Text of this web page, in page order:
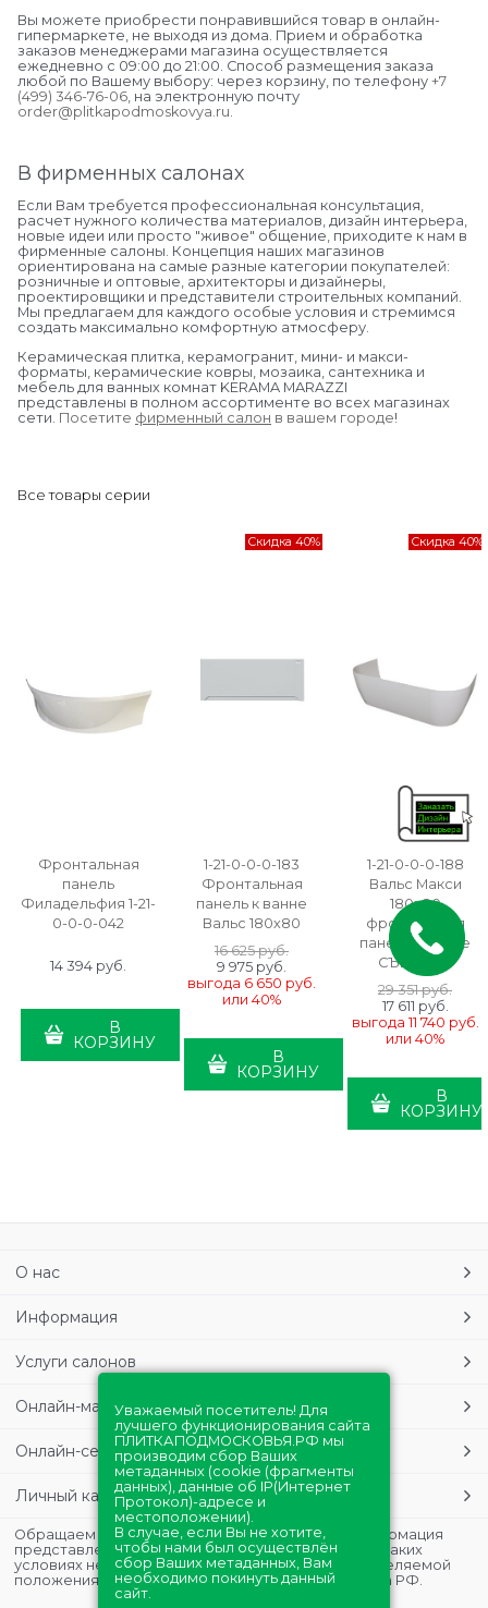
Вы можете приобрести понравившийся товар в онлайн-
гипермаркете, не выходя из дома. Прием и обработка
заказов менеджерами магазина осуществляется
ежедневно с 09:00 до 21:00. Способ размещения заказа
любой по Вашему выбору: через корзину, по телефону +7
(499) 346-76-06 , на электронную почту
order@plitkapodmoskovya.ru
В фирменных салонах
Если Вам требуется профессиональная консультация,
расчет нужного количества материалов, дизайн интерьера,
новые идеи или просто "живое" общение, приходите к нам в
фирменные салоны. Концепция наших магазинов
ориентирована на самые разные категории покупателей:
розничные и оптовые, архитекторы и дизайнеры,
проектировщики и представители строительных компаний.
Мы предлагаем для каждого особые условия и стремимся
создать максимально комфортную атмосферу.
Керамическая плитка, керамогранит, мини- и макси-
форматы, керамические ковры, мозаика, сантехника и
мебель для ванных комнат KERAMA MARAZZI
представлены в полном ассортименте во всех магазинах
сети. Посетите фирменный салон в вашем городе!
Все товары серии
Фронтальная
панель
Филадельфия 1-21-
0-0-0-042
14 394 руб.
В
КОРЗИНУ
Скидка 40%
1-21-0-0-0-183
Фронтальная
панель к ванне
Вальс 180х80
16 625 руб.
9 975 руб.
выгода 6 650 руб.
или 40%
В
КОРЗИНУ
Скидка 40%
1-21-0-0-0-188
Вальс Макси
180х80
фронтальная
панель к ванне
СЪЕМНАЯ
29 351 руб.
17 611 руб.
выгода 11 740 руб.
или 40%
В
КОРЗИНУ
О нас
Информация
Услуги салонов
Онлайн-магазин
Онлайн-сервисы
Личный кабинет
Обращаем Ваше внимание на то, что данная информация
представлена в ознакомительных целях и ни при каких
условиях не является публичной офертой, определяемой
положениями Статьи 437 (2) Гражданского кодекса РФ.
Уважаемый посетитель! Для
лучшего функционирования сайта
ПЛИТКАПОДМОСКОВЬЯ.РФ мы
производим сбор Ваших
метаданных (cookie (фрагменты
данных), данные об IP(Интернет
Протокол)-адресе и
местоположении).
В случае, если Вы не хотите,
чтобы нами был осуществлён
сбор Ваших метаданных, Вам
необходимо покинуть данный
сайт.